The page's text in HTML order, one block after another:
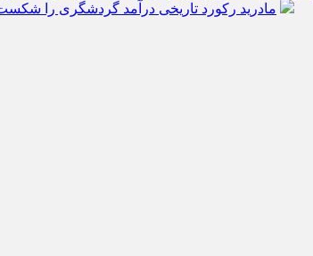
مادرید رکورد تاریخی درآمد گردشگری را شکست/ هزینه‌کرد